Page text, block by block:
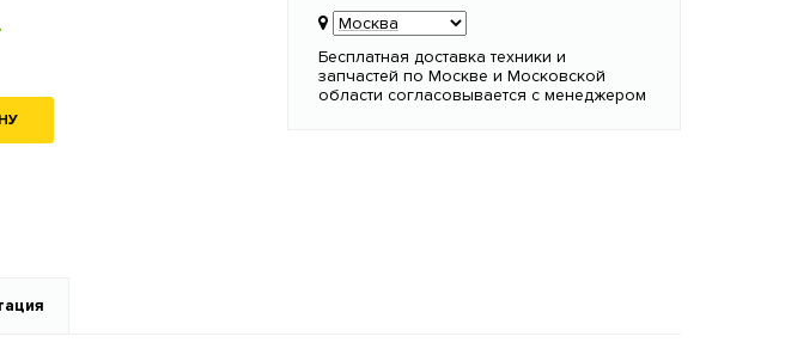
Бесплатная доставка техники и
запчастей по Москве и Московской
области согласовывается с менеджером